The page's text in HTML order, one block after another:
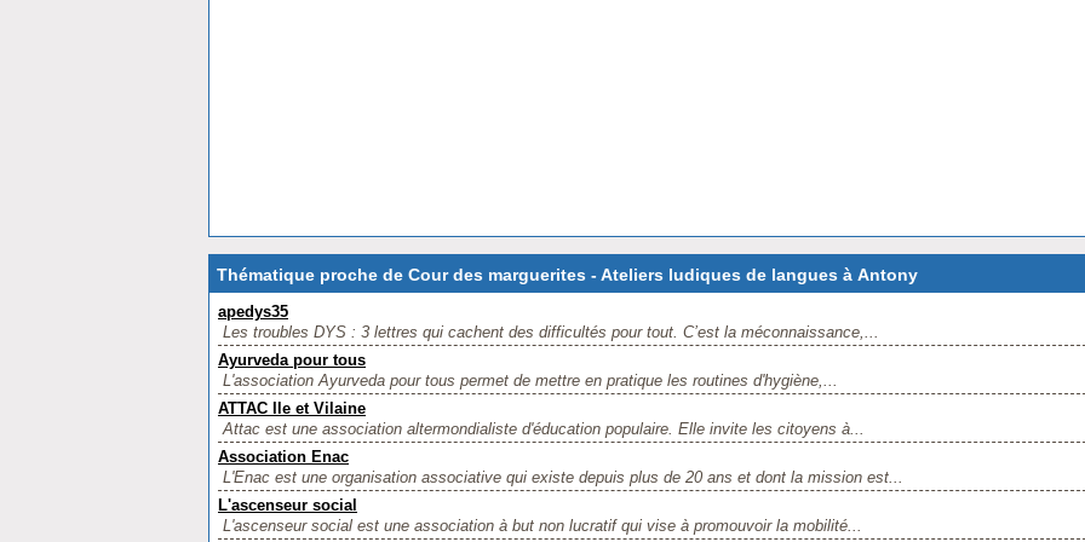
Thématique proche de Cour des marguerites - Ateliers ludiques de langues à Antony
apedys35
Les troubles DYS : 3 lettres qui cachent des difficultés pour tout. C’est la méconnaissance,...
Ayurveda pour tous
L'association Ayurveda pour tous permet de mettre en pratique les routines d'hygiène,...
ATTAC Ile et Vilaine
Attac est une association altermondialiste d'éducation populaire. Elle invite les citoyens à...
Association Enac
L'Enac est une organisation associative qui existe depuis plus de 20 ans et dont la mission est...
L'ascenseur social
L'ascenseur social est une association à but non lucratif qui vise à promouvoir la mobilité...